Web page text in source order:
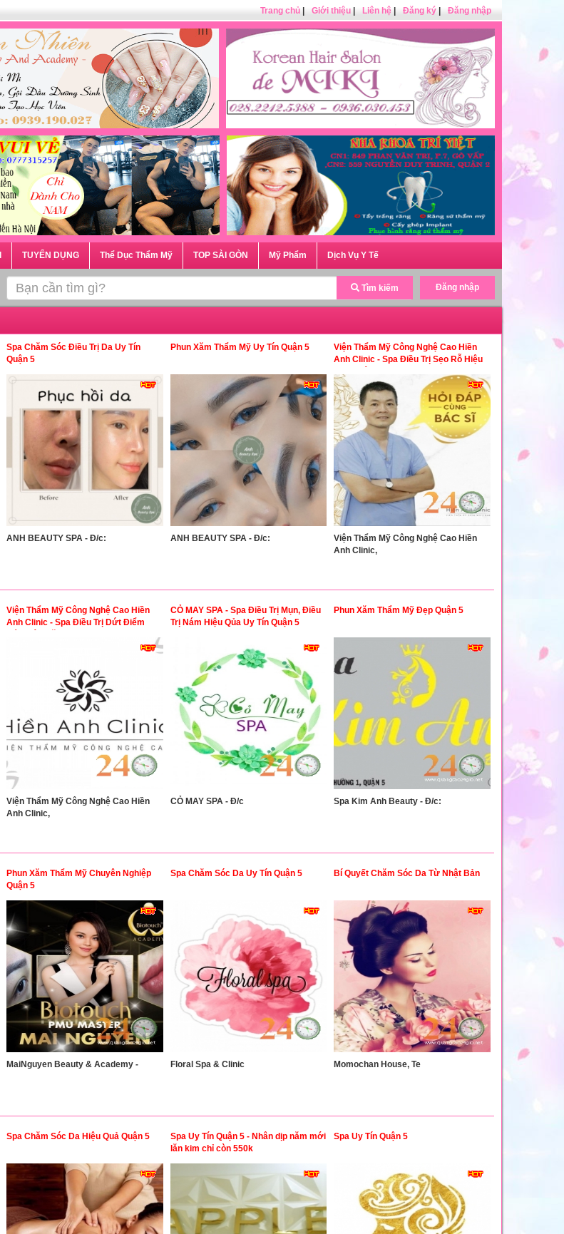
Trang chủ Giới thiệu Liên hệ Đăng ký Đăng nhập
TUYỂN DỤNG Thể Dục Thẩm Mỹ TOP SÀI GÒN Mỹ Phẩm Dịch Vụ Y Tế
Tìm kiếm Đăng nhập
Spa Chăm Sóc Điều Trị Da Uy Tín
Quận 5
ANH BEAUTY SPA - Đ/c:
Phun Xăm Thẩm Mỹ Uy Tín Quận 5
ANH BEAUTY SPA - Đ/c:
Viện Thẩm Mỹ Công Nghệ Cao Hiền
Anh Clinic - Spa Điều Trị Sẹo Rỗ Hiệu
Viện Thẩm Mỹ Công Nghệ Cao Hiền
Anh Clinic,
Viện Thẩm Mỹ Công Nghệ Cao Hiền
Anh Clinic - Spa Điều Trị Dứt Điểm
Viện Thẩm Mỹ Công Nghệ Cao Hiền
Anh Clinic,
CỎ MAY SPA - Spa Điều Trị Mụn, Điều
Trị Nám Hiệu Qủa Uy Tín Quận 5
CỎ MAY SPA - Đ/c
Phun Xăm Thẩm Mỹ Đẹp Quận 5
Spa Kim Anh Beauty - Đ/c:
Phun Xăm Thẩm Mỹ Chuyên Nghiệp
Quận 5
MaiNguyen Beauty & Academy -
Spa Chăm Sóc Da Uy Tín Quận 5
Floral Spa & Clinic
Bí Quyết Chăm Sóc Da Từ Nhật Bản
Momochan House, Te
Spa Chăm Sóc Da Hiệu Quả Quận 5
Spa Uy Tín Quận 5 - Nhân dịp năm mới
lăn kim chỉ còn 550k
Spa Uy Tín Quận 5